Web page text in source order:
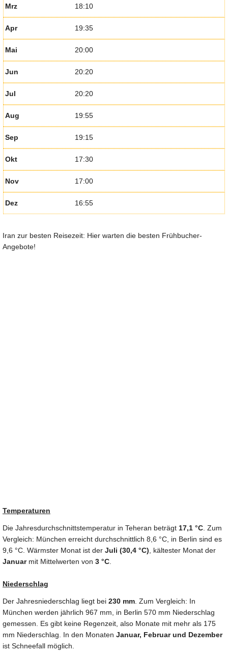
Mrz 18:10
Apr 19:35
Mai 20:00
Jun 20:20
Jul 20:20
Aug 19:55
Sep 19:15
Okt 17:30
Nov 17:00
Dez 16:55
Iran zur besten Reisezeit: Hier warten die besten Frühbucher-
Angebote!
Temperaturen
Die Jahresdurchschnittstemperatur in Teheran beträgt 17,1 °C. Zum
Vergleich: München erreicht durchschnittlich 8,6 °C, in Berlin sind es
9,6 °C. Wärmster Monat ist der Juli (30,4 °C), kältester Monat der
Januarmit Mittelwerten von 3 °C.
Niederschlag
Der Jahresniederschlag liegt bei 230 mm. Zum Vergleich: In
München werden jährlich 967 mm, in Berlin 570 mm Niederschlag
gemessen. Es gibt keine Regenzeit, also Monate mit mehr als 175
mm Niederschlag. In den Monaten Januar, Februar und Dezember
ist Schneefall möglich.